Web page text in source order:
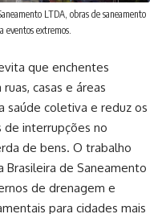
LTDA, obras de saneamento
eventos extremos.
que enchentes
casas e áreas
saúde coletiva e reduz os
de interrupções no
de bens. O trabalho
Brasileira de Saneamento
de drenagem e
para cidades mais